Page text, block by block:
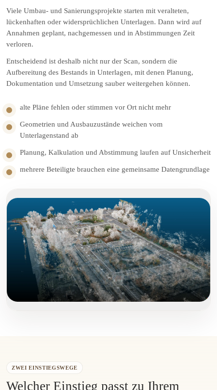
Viele Umbau- und Sanierungsprojekte starten mit veralteten,
lückenhaften oder widersprüchlichen Unterlagen. Dann wird auf
Annahmen geplant, nachgemessen und in Abstimmungen Zeit
verloren.
Entscheidend ist deshalb nicht nur der Scan, sondern die
Aufbereitung des Bestands in Unterlagen, mit denen Planung,
Dokumentation und Umsetzung sauber weitergehen können.
alte Pläne fehlen oder stimmen vor Ort nicht mehr
Geometrien und Ausbauzustände weichen vom
Unterlagenstand ab
Planung, Kalkulation und Abstimmung laufen auf Unsicherheit
mehrere Beteiligte brauchen eine gemeinsame Datengrundlage
ZWEI EINSTIEGSWEGE
Welcher Einstieg passt zu Ihrem